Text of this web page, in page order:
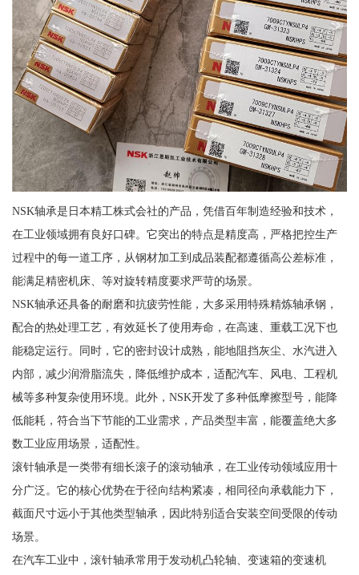
NSK轴承是日本精工株式会社的产品，凭借百年制造经验和技术，
在工业领域拥有良好口碑。它突出的特点是精度高，严格把控生产
过程中的每一道工序，从钢材加工到成品装配都遵循高公差标准，
能满足精密机床、等对旋转精度要求严苛的场景。
NSK轴承还具备的耐磨和抗疲劳性能，大多采用特殊精炼轴承钢，
配合的热处理工艺，有效延长了使用寿命，在高速、重载工况下也
能稳定运行。同时，它的密封设计成熟，能地阻挡灰尘、水汽进入
内部，减少润滑脂流失，降低维护成本，适配汽车、风电、工程机
械等多种复杂使用环境。此外，NSK开发了多种低摩擦型号，能降
低能耗，符合当下节能的工业需求，产品类型丰富，能覆盖绝大多
数工业应用场景，适配性。
滚针轴承是一类带有细长滚子的滚动轴承，在工业传动领域应用十
分广泛。它的核心优势在于径向结构紧凑，相同径向承载能力下，
截面尺寸远小于其他类型轴承，因此特别适合安装空间受限的传动
场景。
在汽车工业中，滚针轴承常用于发动机凸轮轴、变速箱的变速机